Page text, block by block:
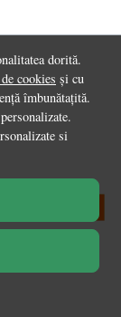
dorită.
cookies și cu
îmbunătațită.
si